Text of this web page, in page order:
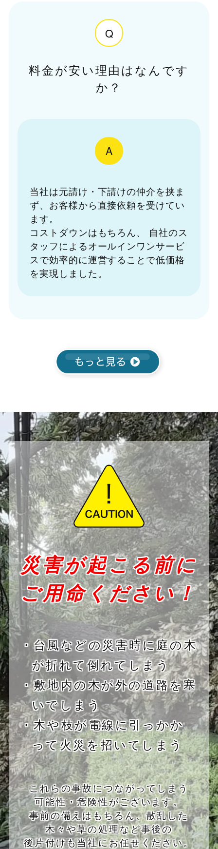
Q
料金が安い理由はなんです
か？
A
当社は元請け・下請けの仲介を挟ま
ず、お客様から直接依頼を受けてい
ます。
コストダウンはもちろん、
自社のス
タッフによるオールインワンサービ
スで効率的に運営することで低価格
を実現しました。
災害が起こる前に
ご用命ください！
・台風などの災害時に庭の木
が折れて倒れてしまう
・敷地内の木が外の道路を塞
いでしまう
・木や枝が電線に引っかか
って火災を招いてしまう
これらの事故につながってしまう
可能性・危険性がございます。
事前の備えはもちろん、散乱した
木々や草の処理など事後の
後片付けも当社にお任せください。